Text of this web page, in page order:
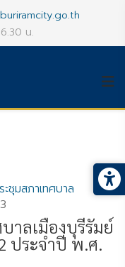
น.
ชุมสภาเทศบาล
าลเมืองบุรีรัมย์
ประจำปี พ.ศ.